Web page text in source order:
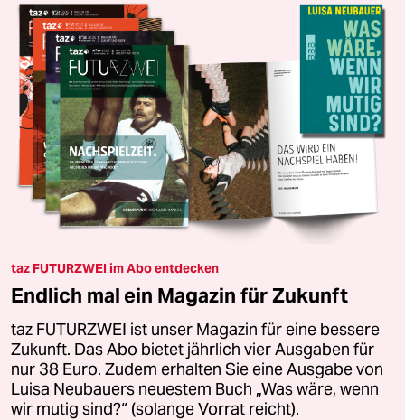
taz FUTURZWEI im Abo entdecken
Endlich mal ein Magazin für Zukunft
taz FUTURZWEI ist unser Magazin für eine bessere
Zukunft. Das Abo bietet jährlich vier Ausgaben für
nur 38 Euro. Zudem erhalten Sie eine Ausgabe von
Luisa Neubauers neuestem Buch „Was wäre, wenn
wir mutig sind?“ (solange Vorrat reicht).